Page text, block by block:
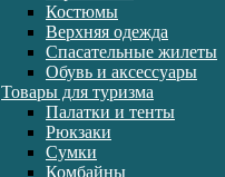
Костюмы
Верхняя одежда
Спасательные жилеты
Обувь и аксессуары
Товары для туризма
Палатки и тенты
Рюкзаки
Сумки
Комбайны